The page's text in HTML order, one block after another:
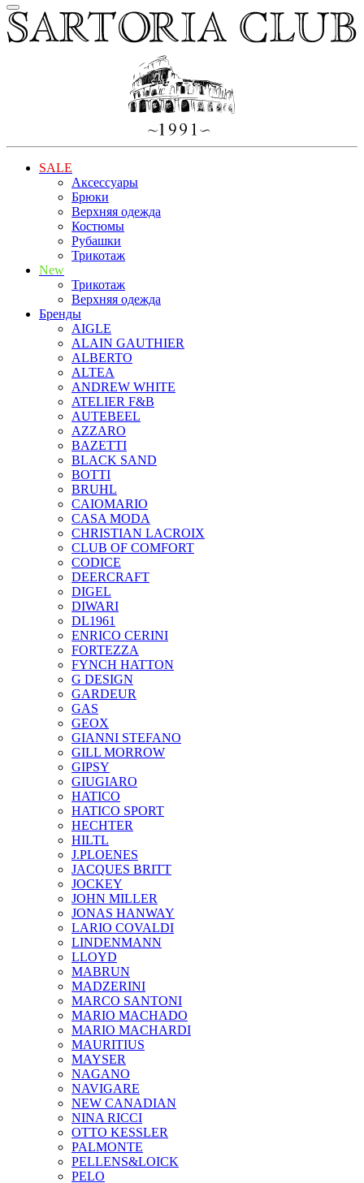
SALE
Аксессуары
Брюки
Верхняя одежда
Костюмы
Рубашки
Трикотаж
New
Трикотаж
Верхняя одежда
Бренды
AIGLE
ALAIN GAUTHIER
ALBERTO
ALTEA
ANDREW WHITE
ATELIER F&B
AUTEBEEL
AZZARO
BAZETTI
BLACK SAND
BOTTI
BRUHL
CAIOMARIO
CASA MODA
CHRISTIAN LACROIX
CLUB OF COMFORT
CODICE
DEERCRAFT
DIGEL
DIWARI
DL1961
ENRICO CERINI
FORTEZZA
FYNCH HATTON
G DESIGN
GARDEUR
GAS
GEOX
GIANNI STEFANO
GILL MORROW
GIPSY
GIUGIARO
HATICO
HATICO SPORT
HECHTER
HILTL
J.PLOENES
JAСQUES BRITT
JOCKEY
JOHN MILLER
JONAS HANWAY
LARIO COVALDI
LINDENMANN
LLOYD
MABRUN
MADZERINI
MARCO SANTONI
MARIO MACHADO
MARIO MACHARDI
MAURITIUS
MAYSER
NAGANO
NAVIGARE
NEW CANADIAN
NINA RICCI
OTTO KESSLER
PALMONTE
PELLENS&LOICK
PELO